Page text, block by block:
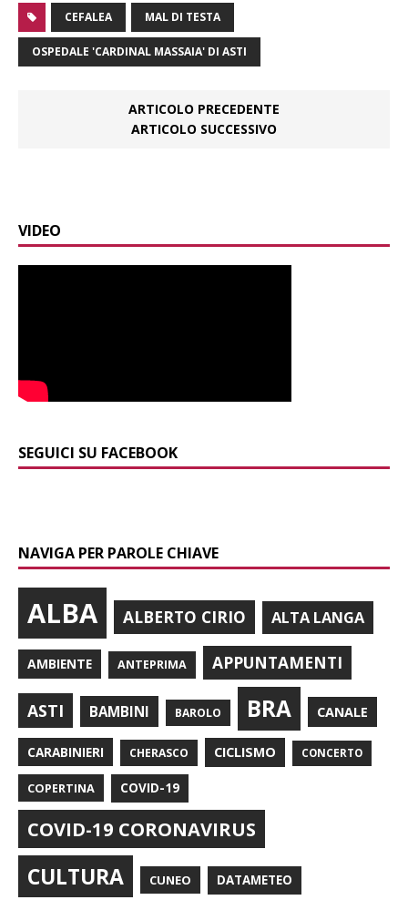
CEFALEA MAL DI TESTA
OSPEDALE 'CARDINAL MASSAIA' DI ASTI
ARTICOLO PRECEDENTE
ARTICOLO SUCCESSIVO
VIDEO
SEGUICI SU FACEBOOK
NAVIGA PER PAROLE CHIAVE
ALBA ALBERTO CIRIO ALTA LANGA
AMBIENTE ANTEPRIMA APPUNTAMENTI
ASTI BAMBINI BAROLO BRA CANALE
CARABINIERI CHERASCO CICLISMO CONCERTO
COPERTINA COVID-19
COVID-19 CORONAVIRUS
CULTURA CUNEO DATAMETEO